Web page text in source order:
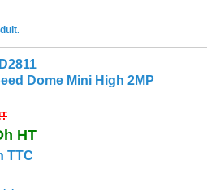
Dome Mini High 2MP
HT
TTC